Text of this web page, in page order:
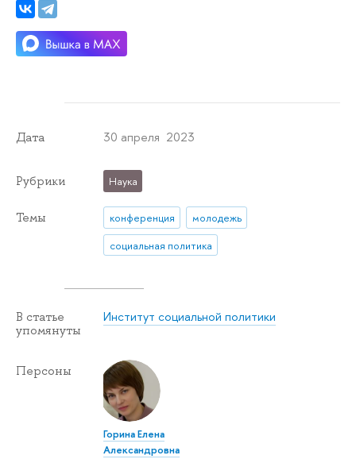
Дата 30 апреля 2023
Рубрики Наука
Темы конференция
молодежь
социальная политика
В статье
упомянуты
Институт социальной политики
Персоны
Горина Елена
Александровна